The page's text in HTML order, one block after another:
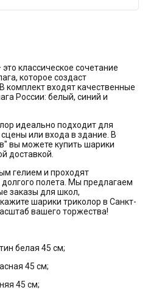
классическое сочетание
которое создаст
комплект входят качественные
России: белый, синий и
идеально подходит для
или входа в здание. В
вы можете купить шарики
доставкой.
гелием и проходят
полета. Мы предлагаем
заказы для школ,
шарики триколор в Санкт-
вашего торжества!
белая 45 см;
45 см;
45 см;